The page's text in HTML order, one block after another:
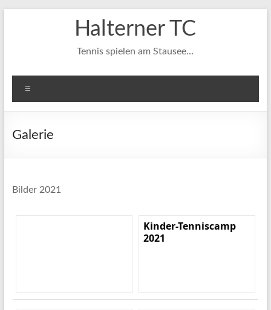
Halterner TC
Tennis spielen am Stausee…
Galerie
Bilder 2021
Kinder-Tenniscamp
2021